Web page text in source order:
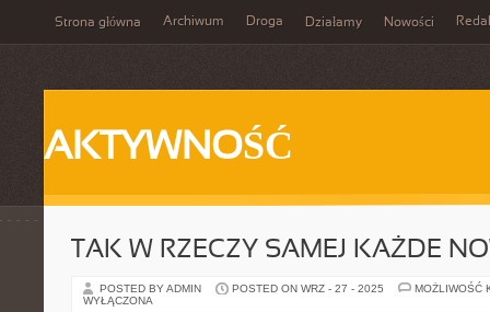
Strona główna Archiwum Droga Działamy Nowości
AKTYWNOŚĆ
TAK W RZECZY SAMEJ KAŻDE
POSTED BY ADMIN POSTED ON WRZ - 27 - 2025
MOŻLIWOŚĆ
WYŁĄCZONA